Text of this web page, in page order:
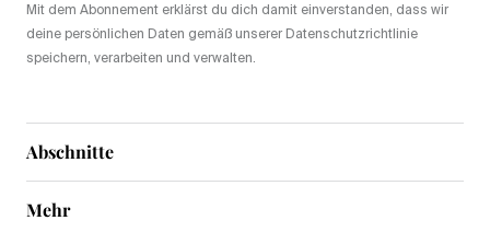
Abschnitte
Mehr
Mit dem Abonnement erklärst du dich damit einverstanden, dass wir
deine persönlichen Daten gemäß unserer Datenschutzrichtlinie
speichern, verarbeiten und verwalten.